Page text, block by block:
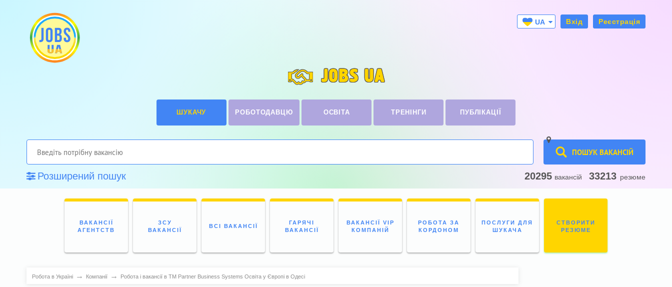
UA
Вхід Реєстрація
JOBS UA
ШУКАЧУ РОБОТОДАВЦЮ ОСВІТА ТРЕНІНГИ ПУБЛІКАЦІЇ
ПОШУК ВАКАНСІЙ
Розширений пошук 20295 вакансій 33213 резюме
ВАКАНСІЇ
АГЕНТСТВ
ЗСУ
ВАКАНСІЇ
ВСІ ВАКАНСІЇ
ГАРЯЧІ
ВАКАНСІЇ
ВАКАНСІЇ VIP
КОМПАНІЙ
РОБОТА ЗА
КОРДОНОМ
ПОСЛУГИ ДЛЯ
ШУКАЧА
СТВОРИТИ
РЕЗЮМЕ
Робота в Україні → Компанії → Робота і вакансії в TM Partner Business Systems Освіта у Європі в Одесі